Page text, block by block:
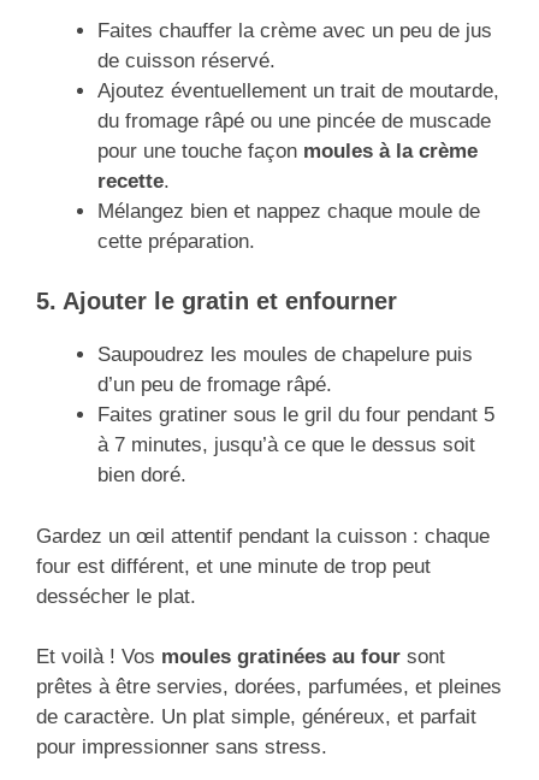
Faites chauffer la crème avec un peu de jus
de cuisson réservé.
Ajoutez éventuellement un trait de moutarde,
du fromage râpé ou une pincée de muscade
pour une touche façon moules à la crème
recette.
Mélangez bien et nappez chaque moule de
cette préparation.
5. Ajouter le gratin et enfourner
Saupoudrez les moules de chapelure puis
d’un peu de fromage râpé.
Faites gratiner sous le gril du four pendant 5
à 7 minutes, jusqu’à ce que le dessus soit
bien doré.
Gardez un œil attentif pendant la cuisson : chaque
four est différent, et une minute de trop peut
dessécher le plat.
Et voilà ! Vos moules gratinées au four sont
prêtes à être servies, dorées, parfumées, et pleines
de caractère. Un plat simple, généreux, et parfait
pour impressionner sans stress.